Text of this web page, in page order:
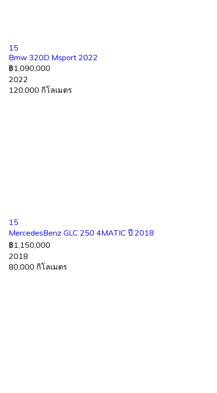
15
Bmw 320D Msport 2022
฿1,090,000
2022
120,000 กิโลเมตร
15
MercedesBenz GLC 250 4MATIC ปี 2018
฿1,150,000
2018
80,000 กิโลเมตร